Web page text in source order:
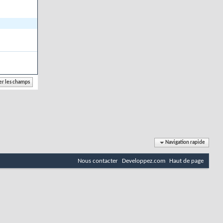
Navigation rapide
Nous contacter Developpez.com Haut de page